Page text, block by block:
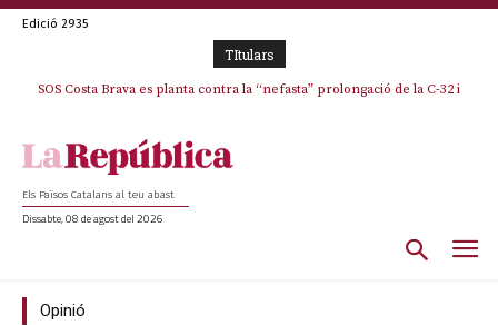
Edició 2935
TItulars
SOS Costa Brava es planta contra la “nefasta” prolongació de la C-32 i
Els Països Catalans al teu abast
Dissabte, 08 de agost del 2026
Opinió